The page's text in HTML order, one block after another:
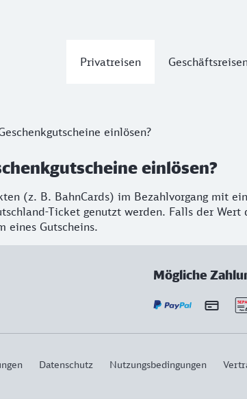
Privatreisen
einlösen?
einlösen?
(z. B. BahnCards) im Bezahlvorgang mit
Ticket genutzt werden. Falls der
eines Gutscheins.
Mögliche
Datenschutz Nutzungsbedingungen